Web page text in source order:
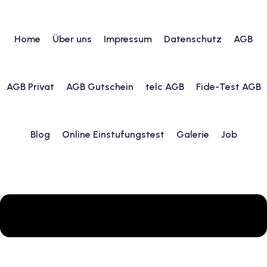
Home Über uns Impressum Datenschutz AGB
AGB Privat AGB Gutschein telc AGB Fide-Test AGB
Blog Online Einstufungstest Galerie Job